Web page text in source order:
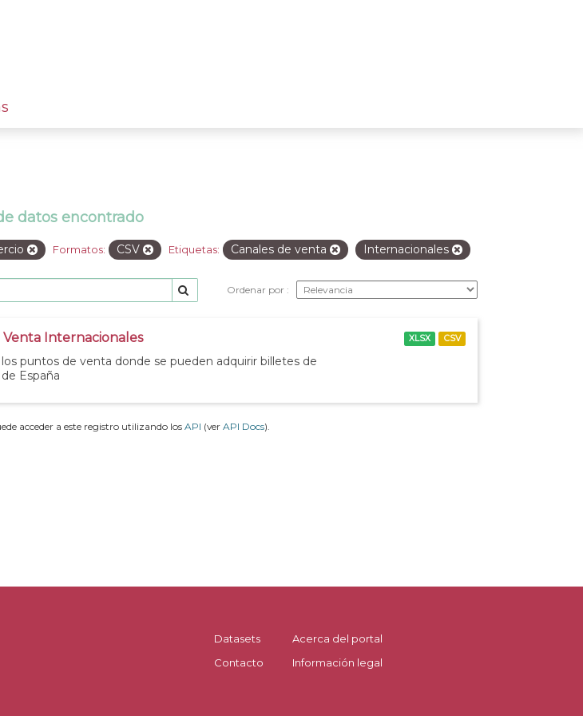
datos encontrado
Formatos: CSV Etiquetas: Canales de venta Internacionales
Ordenar por
Internacionales
puntos de venta donde se pueden adquirir billetes de
España
XLSX CSV
acceder a este registro utilizando los API (ver API Docs).
Datasets
Contacto
Acerca del portal
Información legal